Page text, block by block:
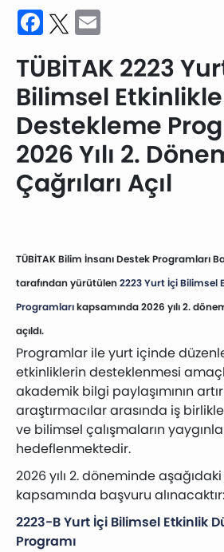
Facebook
Twitter
TÜBİTAK 2223
Bilimsel
Destekleme
2026 Yılı 2.
Çağrıları Açıl
TÜBİTAK Bilim İnsanı Destek Programları
tarafından yürütülen2223 Yurt İçi Bilimsel
Programlarıkapsamında 2026 yılı 2.
açıldı.
Programlar ile yurt içinde
etkinliklerin desteklenmesi
akademik bilgi paylaşımının
araştırmacılar arasında iş
ve bilimsel çalışmaların
hedeflenmektedir.
2026 yılı 2. döneminde
kapsamında başvuru alınacaktır:
2223-B Yurt İçi Bilimsel Etkinlik
Programı